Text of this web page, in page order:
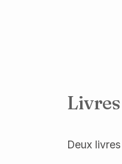
Deux